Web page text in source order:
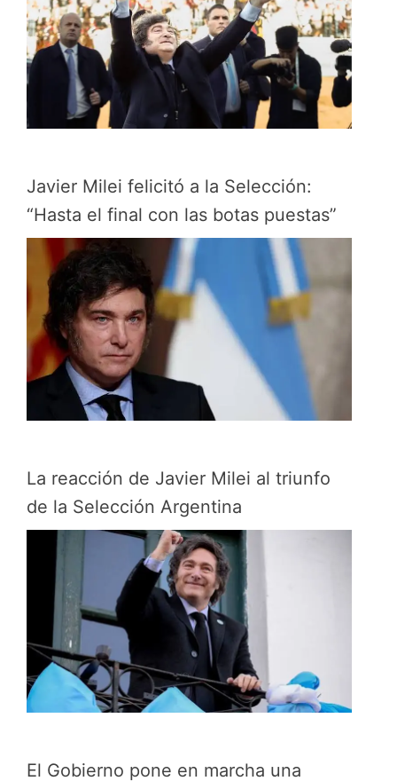
Javier Milei felicitó a la Selección:
“Hasta el final con las botas puestas”
La reacción de Javier Milei al triunfo
de la Selección Argentina
El Gobierno pone en marcha una